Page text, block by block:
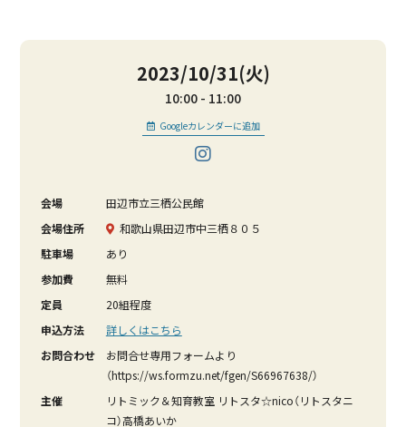
2023/10/31(火)
10:00 11:00
Googleカレンダーに追加
会場
田辺市立三栖公民館
会場住所
和歌山県田辺市中三栖８０５
駐車場
あり
参加費
無料
定員
20組程度
申込方法
詳しくはこちら
お問合わせ
お問合せ専用フォームより
（https://ws.formzu.net/fgen/S66967638/）
主催
リトミック＆知育教室 リトスタ☆nico（リトスタニ
コ）高橋あいか